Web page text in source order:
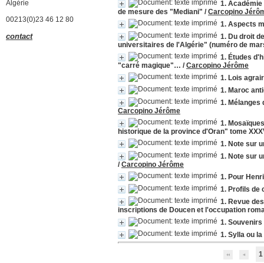
1.
de mesure des "Mediani" /Carcopino
1. Aspects
1. Du droit
universitaires de l'Algérie" (numéro de
1. Études
"carré magique"… /Carcopino Jérôme
1. Lois
1. Maroc
1. Mélanges
Carcopino Jérôme
1.
historique de la province d'Oran" tome
1. Note sur
1. Note sur
/Carcopino Jérôme
1. Pour
1. Profils de
1. Revue
inscriptions de Doucen et l'occupation
1. Souvenirs
1. Sylla ou
1
Algérie
00213(0)23 46 12 80
contact